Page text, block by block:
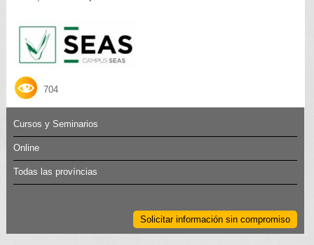
704
Cursos y Seminarios
Online
Todas las províncias
Solicitar información sin compromiso